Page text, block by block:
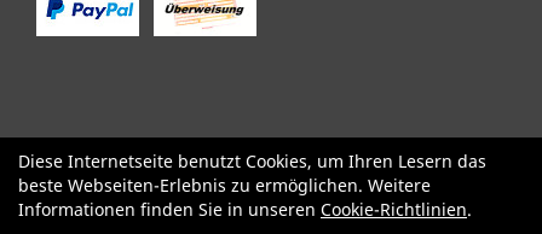
SALE Specialized Factor Cervélo BMC Orbea
Yeti
Pinarello
OPEN Kids / BMX Komponenten
Bekleidung
Zubehör
Sale
Diese Internetseite benutzt Cookies, um Ihren Lesern das
beste Webseiten-Erlebnis zu ermöglichen. Weitere
Informationen finden Sie in unseren Cookie-Richtlinien.